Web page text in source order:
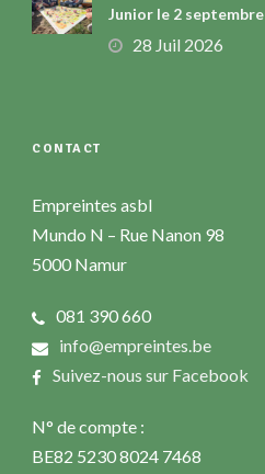
Junior le 2 septembre
28 Juil 2026
CONTACT
Empreintes asbl
Mundo N – Rue Nanon 98
5000 Namur
081 390 660
info@empreintes.be
Suivez-nous sur Facebook
N° de compte :
BE82 5230 8024 7468